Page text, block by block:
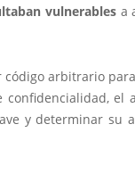
vulnerablesa
arbitrario para
el
y determinar su